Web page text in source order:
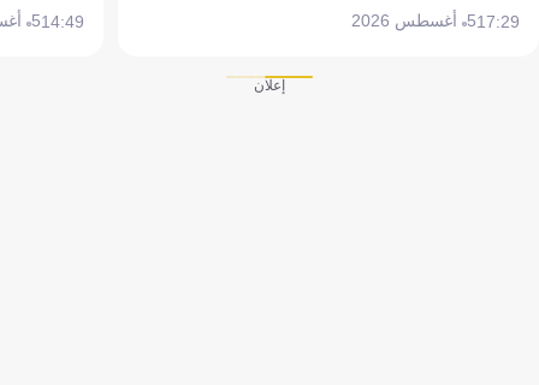
17:295 أغسطس 2026 14:495 أغسطس 2026
إعلان